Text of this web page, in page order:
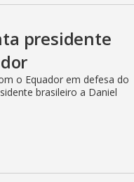
presidente
o Equador em defesa do
brasileiro a Daniel